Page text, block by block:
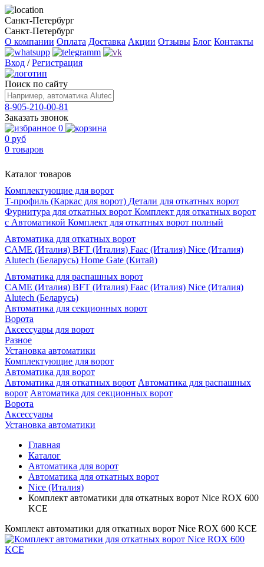
Санкт-Петербург
Санкт-Петербург
О компании Оплата Доставка Акции Отзывы Блог Контакты
Вход / Регистрация
Поиск по сайту
8-905-210-00-81
Заказать звонок
0
0 руб
0 товаров
Каталог товаров
Комплектующие для ворот
Т-профиль (Каркас для ворот) Детали для откатных ворот
Фурнитура для откатных ворот Комплект для откатных ворот
с Автоматикой Комплект для откатных ворот полный
Автоматика для откатных ворот
CAME (Италия) BFT (Италия) Faac (Италия) Nice (Италия)
Alutech (Беларусь) Home Gate (Китай)
Автоматика для распашных ворот
CAME (Италия) BFT (Италия) Faac (Италия) Nice (Италия)
Alutech (Беларусь)
Автоматика для секционных ворот
Ворота
Аксессуары для ворот
Разное
Установка автоматики
Комплектующие для ворот
Автоматика для ворот
Автоматика для откатных ворот Автоматика для распашных
ворот Автоматика для секционных ворот
Ворота
Аксессуары
Установка автоматики
Главная
Каталог
Автоматика для ворот
Автоматика для откатных ворот
Nice (Италия)
Комплект автоматики для откатных ворот Nice ROX 600
KCE
Комплект автоматики для откатных ворот Nice ROX 600 KCE